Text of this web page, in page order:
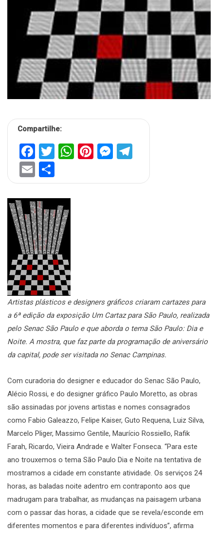
Compartilhe:
Facebook
Twitter
WhatsApp
Pinterest
Messenger
Email
Artistas plásticos e designers gráficos criaram cartazes para
a 6ª edição da exposição Um Cartaz para São Paulo, realizada
pelo Senac São Paulo e que aborda o tema São Paulo: Dia e
Noite. A mostra, que faz parte da programação de aniversário
da capital, pode ser visitada no Senac Campinas.
Com curadoria do designer e educador do Senac São Paulo,
Alécio Rossi, e do designer gráfico Paulo Moretto, as obras
são assinadas por jovens artistas e nomes consagrados
como Fabio Galeazzo, Felipe Kaiser, Guto Requena, Luiz Silva,
Marcelo Pliger, Massimo Gentile, Maurício Rossiello, Rafik
Farah, Ricardo, Vieira Andrade e Walter Fonseca. “Para este
ano trouxemos o tema São Paulo Dia e Noite na tentativa de
mostramos a cidade em constante atividade. Os serviços 24
horas, as baladas noite adentro em contraponto aos que
madrugam para trabalhar, as mudanças na paisagem urbana
com o passar das horas, a cidade que se revela/esconde em
diferentes momentos e para diferentes indivíduos”, afirma